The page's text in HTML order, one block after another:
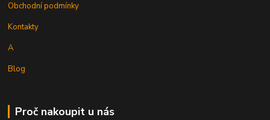
Obchodní podmínky
Kontakty
A
Blog
Proč nakoupit u nás